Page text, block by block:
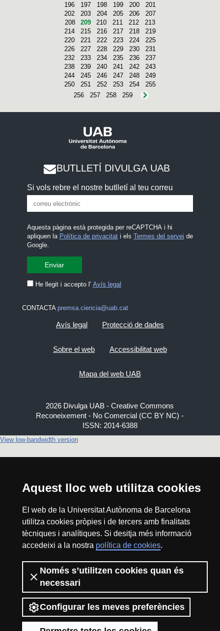
Aquest lloc web utilitza cookies
El web de la Universitat Autònoma de Barcelona
utilitza cookies pròpies i de tercers amb finalitats
tècniques i analítiques. Si desitja més informació
accedeixi a la nostra política de cookies.
Només s’utilitzen cookies quan és
necessari
Configurar les meves preferències
196
197 198 199 200
201
202
203 204 205 206
207
208
209 210 211 212
213
214
215 216 217 218
219
220
221 222 223 224
225
226
227 228 229 230
231
232
233 234 235 236
237
238
239 240 241 242
243
244
245 246 247 248
249
250
251 252 253 254
255
256
257 258 259
BUTLLETÍ DIVULGA UAB
Si vols rebre el nostre butlletí al teu correu
Aquesta pàgina està protegida per reCAPTCHA i hi
apliquen la Política de privacitati els Termes del servei de
Google.
He llegit i accepto l' Avís legal
CONTACTA premsa.ciencia@uab.cat
Avís legal Protecció de dades
Sobre el web Accessibilitat web
Mapa del web UAB
2026 Divulga UAB - Creative Commons
Reconeixement - No Comercial (CC BY NC) -
ISSN: 2014-6388
View low-bandwidth version